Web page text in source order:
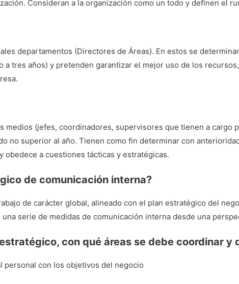
Consideran a la organización como un todo y definen el
departamentos (Directores de Áreas). En estos se
a tres años) y pretenden garantizar el mejor uso de los
medios (jefes, coordinadores, supervisores que tienen a cargo
no superior al año. Tienen como fin determinar con
obedece a cuestiones tácticas y estratégicas.
de comunicación interna?
de carácter global, alineado con el plan estratégico del
serie de medidas de comunicación interna desde una
con qué áreas se debe coordinar y
personal con los objetivos del negocio